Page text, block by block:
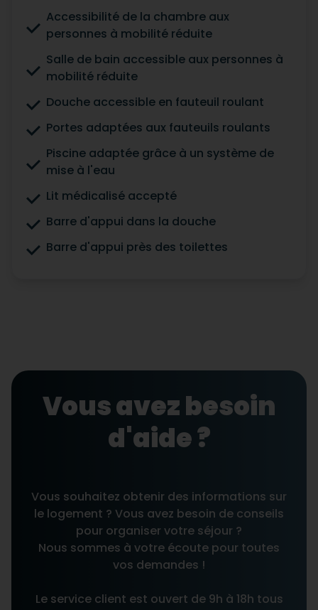
Accessibilité de la chambre aux
personnes à mobilité réduite
Salle de bain accessible aux personnes à
mobilité réduite
Douche accessible en fauteuil roulant
Portes adaptées aux fauteuils roulants
Piscine adaptée grâce à un système de
mise à l'eau
Lit médicalisé accepté
Barre d'appui dans la douche
Barre d'appui près des toilettes
Vous avez besoin
d'aide ?
Vous souhaitez obtenir des informations sur
le logement ? Vous avez besoin de conseils
pour organiser votre séjour ?
Nous sommes à votre écoute pour toutes
vos demandes !
Le service client est ouvert de 9h à 18h tous